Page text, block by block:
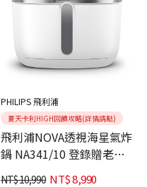
PHILIPS 飛利浦
夏天卡利HIGH回饋攻略(詳情請點)
飛利浦NOVA透視海星氣炸
鍋 NA341/10 登錄贈老乾
杯日本A5和牛燒肉禮盒
NT$10,990 NT$8,990